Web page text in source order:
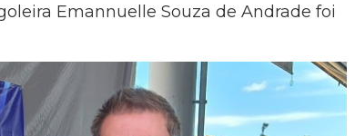
Emannuelle Souza de Andrade foi